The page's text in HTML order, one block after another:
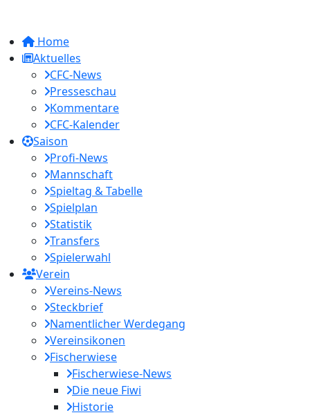
Home
Aktuelles
CFC-News
Presseschau
Kommentare
CFC-Kalender
Saison
Profi-News
Mannschaft
Spieltag & Tabelle
Spielplan
Statistik
Transfers
Spielerwahl
Verein
Vereins-News
Steckbrief
Namentlicher Werdegang
Vereinsikonen
Fischerwiese
Fischerwiese-News
Die neue Fiwi
Historie